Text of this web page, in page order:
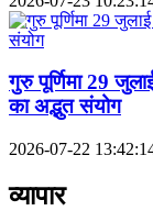
गुरु पूर्णिमा 29
का अद्भुत संयोग
2026-07-22
व्यापार